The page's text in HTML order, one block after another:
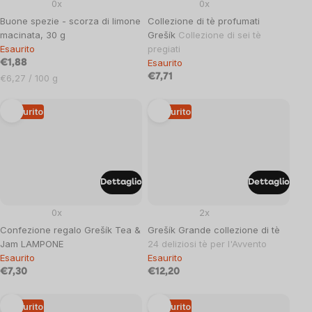
Buone spezie - scorza di limone
macinata, 30 g
0x
Esaurito
€1,88
Prezzo
€6,27 / 100 g
Collezione di tè profumati
Grešík Collezione di sei tè
pregiati
0x
Esaurito
€7,71
Esaurito
Confezione regalo Grešík Tea &
Jam LAMPONE
0x
Esaurito
€7,30
Dettaglio
Esaurito
Grešík Grande collezione di tè
24 deliziosi tè per l'Avvento
2x
Esaurito
€12,20
Dettaglio
Esaurito Esaurito